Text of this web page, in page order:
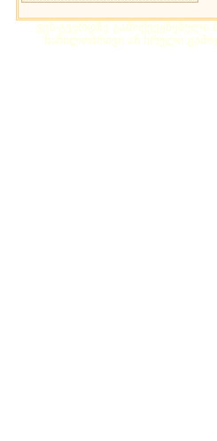
ვებ-გვერდზე
ნაწილობრივი ან სრული